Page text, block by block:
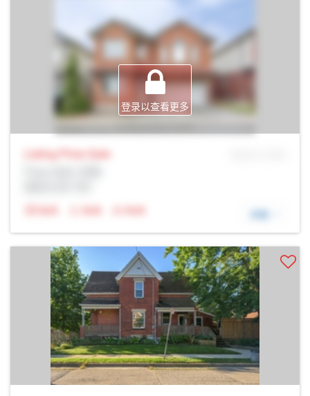
登录以查看更多
Listing Price Sale
N/A
N/A N/A 详细